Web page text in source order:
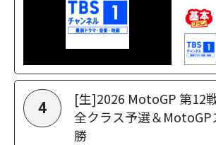
4
[生]2026 MotoGP 第12
全クラス予選＆MotoGP
勝